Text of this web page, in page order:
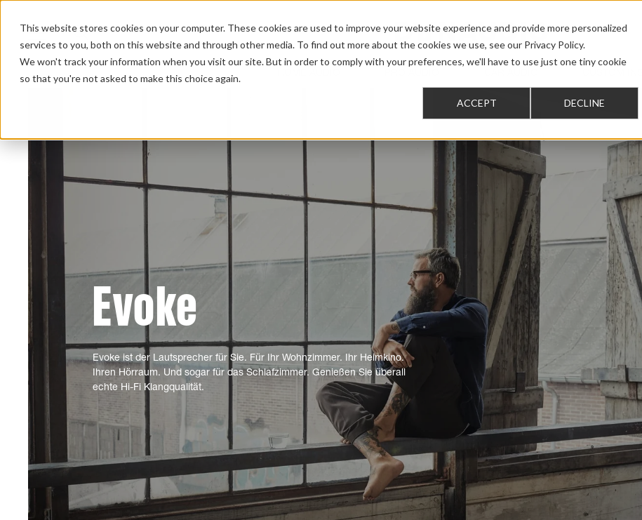
This website stores cookies on your computer. These cookies are used to improve your website experience and provide more personalized
services to you, both on this website and through other media. To find out more about the cookies we use, see our Privacy Policy.
We won't track your information when you visit our site. But in order to comply with your preferences, we'll have to use just one tiny cookie
so that you're not asked to make this choice again.
ACCEPT DECLINE
CUSTOM
Evoke
Evoke ist der Lautsprecher für Sie. Für Ihr Wohnzimmer. Ihr Heimkino.
Ihren Hörraum. Und sogar für das Schlafzimmer. Genießen Sie überall
echte Hi-Fi Klangqualität.